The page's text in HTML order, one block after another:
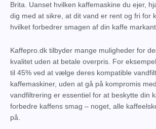
Brita. Uanset hvilken kaffemaskine du ejer,
dig med at sikre, at dit vand er rent og fri for
hvilket forbedrer smagen af din kaffe markant.
Kaffepro.dk tilbyder mange muligheder for
kvalitet uden at betale overpris. For
til 45% ved at vælge deres kompatible
kaffemaskiner, uden at gå på kompromis
vandfiltrering er essentiel for at beskytte din
forbedre kaffens smag – noget, alle
på.